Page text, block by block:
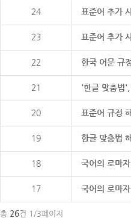
24 표준어 추가
23 표준어 추가
22 한국 어문 규
21 '한글 맞춤법
20 표준어 규정
19 한글 맞춤법
18 국어의 로마
17 국어의 로마
총 26건 1/3페이지